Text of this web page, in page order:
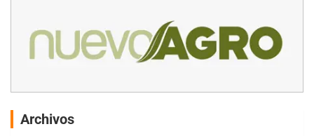
Archivos